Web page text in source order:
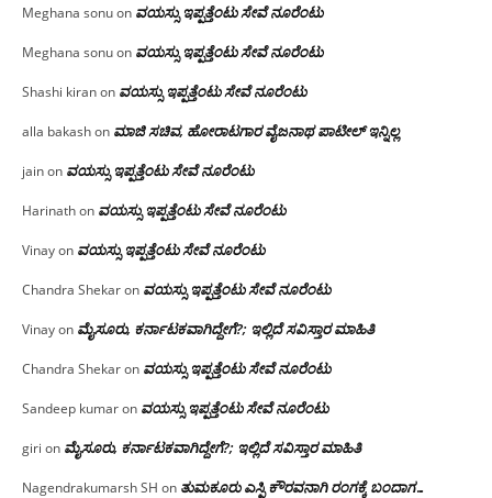
Meghana sonuon ವಯಸ್ಸು ಇಪ್ಪತ್ತೆಂಟು ಸೇವೆ ನೂರೆಂಟು
Meghana sonuon ವಯಸ್ಸು ಇಪ್ಪತ್ತೆಂಟು ಸೇವೆ ನೂರೆಂಟು
Shashi kiranon ವಯಸ್ಸು ಇಪ್ಪತ್ತೆಂಟು ಸೇವೆ ನೂರೆಂಟು
alla bakashon ಮಾಜಿ ಸಚಿವ, ಹೋರಾಟಗಾರ ವೈಜನಾಥ ಪಾಟೀಲ್ ಇನ್ನಿಲ್ಲ
jainon ವಯಸ್ಸು ಇಪ್ಪತ್ತೆಂಟು ಸೇವೆ ನೂರೆಂಟು
Harinathon ವಯಸ್ಸು ಇಪ್ಪತ್ತೆಂಟು ಸೇವೆ ನೂರೆಂಟು
Vinayon ವಯಸ್ಸು ಇಪ್ಪತ್ತೆಂಟು ಸೇವೆ ನೂರೆಂಟು
Chandra Shekaron ವಯಸ್ಸು ಇಪ್ಪತ್ತೆಂಟು ಸೇವೆ ನೂರೆಂಟು
Vinayon ಮೈಸೂರು, ಕರ್ನಾಟಕವಾಗಿದ್ದೇಗೆ?; ಇಲ್ಲಿದೆ ಸವಿಸ್ತಾರ ಮಾಹಿತಿ
Chandra Shekaron ವಯಸ್ಸು ಇಪ್ಪತ್ತೆಂಟು ಸೇವೆ ನೂರೆಂಟು
Sandeep kumaron ವಯಸ್ಸು ಇಪ್ಪತ್ತೆಂಟು ಸೇವೆ ನೂರೆಂಟು
giri on ಮೈಸೂರು, ಕರ್ನಾಟಕವಾಗಿದ್ದೇಗೆ?; ಇಲ್ಲಿದೆ ಸವಿಸ್ತಾರ ಮಾಹಿತಿ
Nagendrakumarsh SH on ತುಮಕೂರು ಎಸ್ಪಿ ಕೌರವನಾಗಿ ರಂಗಕ್ಕೆ ಬಂದಾಗ…